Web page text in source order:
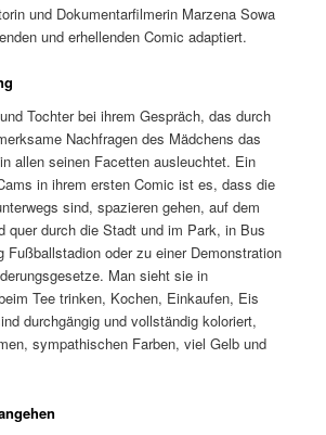
und Dokumentarfilmerin Marzena Sowa
und erhellenden Comic adaptiert.
Tochter bei ihrem Gespräch, das durch
Nachfragen des Mädchens das
allen seinen Facetten ausleuchtet. Ein
in ihrem ersten Comic ist es, dass die
sind, spazieren gehen, auf dem
quer durch die Stadt und im Park, in Bus
Fußballstadion oder zu einer Demonstration
Man sieht sie in
Tee trinken, Kochen, Einkaufen, Eis
durchgängig und vollständig koloriert,
sympathischen Farben, viel Gelb und